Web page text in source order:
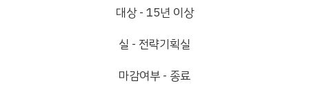
대상 - 15년 이상
실 - 전략기획실
마감여부 - 종료